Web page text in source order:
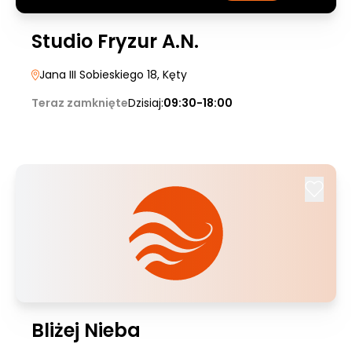
Studio Fryzur A.N.
Jana III Sobieskiego 18, Kęty
Teraz zamknięteDzisiaj:09:30-18:00
Bliżej Nieba